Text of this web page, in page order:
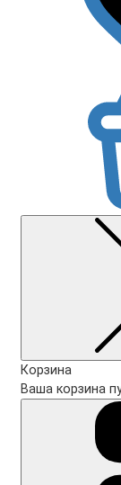
Корзина
Ваша корзина